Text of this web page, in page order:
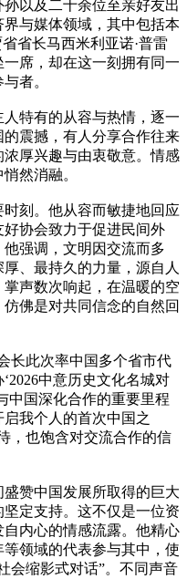
以及二十余位至亲好友出
与媒体领域，其中包括本
省长马西米利亚诺·普雷
席，却在这一刻拥有同一
者。
特有的从容与热情，逐一
震撼，有人分享合作往来
厚兴趣与由衷敬意。情感
然消融。
刻。他从容而敏捷地回应
协会致力于促进民间外
强调，文明因交流而多
、最持久的力量，源自人
声数次响起，在温暖的空
佛是对共同信念的自然回
长此次率中国多个省市代
中意历史文化名城对
中国深化合作的重要里程
我个人的首次中国之
，也饱含对交流合作的信
赞中国发展所取得的巨大
定支持。这不仅是一位资
内心的情感流露。他精心
领域的代表参与其中，使
会缩影式对话”。不同声音